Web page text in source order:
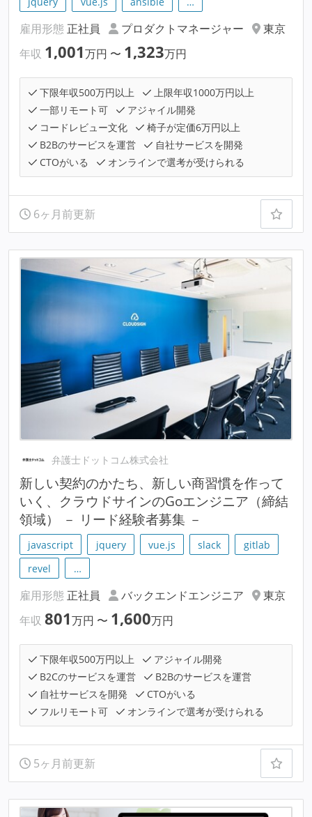
雇用形態 正社員 プロダクトマネージャー
東京
年収 1,001万円 〜 1,323万円
下限年収500万円以上
上限年収1000万円以上
一部リモート可
アジャイル開発
コードレビュー文化
椅子が定価6万円以上
B2Bのサービスを運営
自社サービスを開発
CTOがいる
オンラインで選考が受けられる
6ヶ月前更新
弁護士ドットコム株式会社
新しい契約のかたち、新しい商習慣を作って
いく、クラウドサインのGoエンジニア（締結
領域） － リード経験者募集 －
javascript jquery vue.js slack
gitlab
revel
…
雇用形態 正社員 バックエンドエンジニア
東京
年収 801万円 〜 1,600万円
下限年収500万円以上
アジャイル開発
B2Cのサービスを運営
B2Bのサービスを運営
自社サービスを開発
CTOがいる
フルリモート可
オンラインで選考が受けられる
5ヶ月前更新